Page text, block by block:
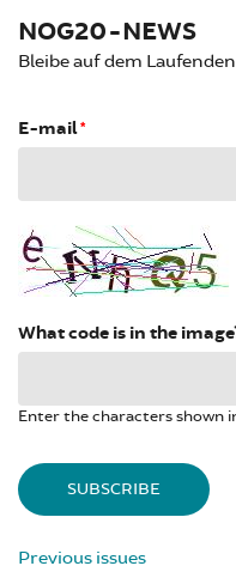
NOG20-NEWS
Bleibe auf dem
E-mail*
What code is in the
Enter the characters shown
Previous issues